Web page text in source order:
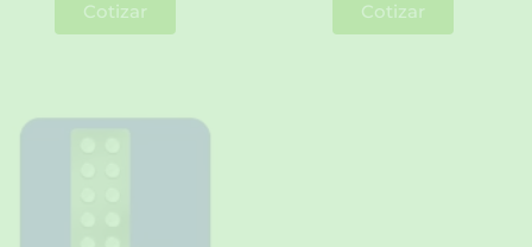
Cotizar Cotizar